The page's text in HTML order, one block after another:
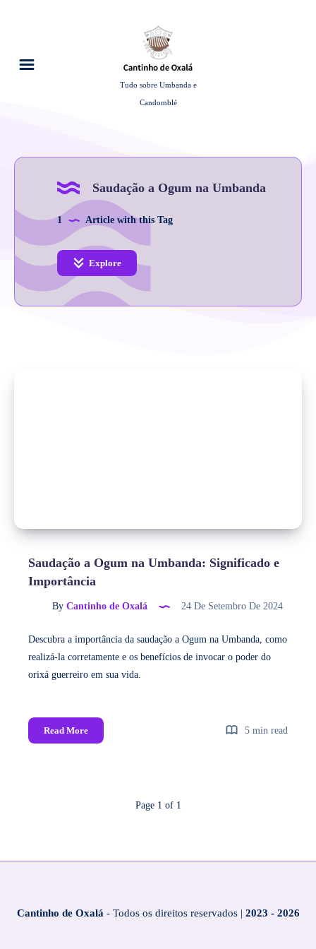
Tudo sobre Umbanda e
Candomblé
Saudação a Ogum na Umbanda
1 Article with this Tag
Explore
Saudação a Ogum na Umbanda: Significado e
Importância
By Cantinho de Oxalá 24 De Setembro De 2024
Descubra a importância da saudação a Ogum na Umbanda, como
realizá-la corretamente e os benefícios de invocar o poder do
orixá guerreiro em sua vida.
Read More 5 min read
Page 1 of 1
Cantinho de Oxalá - Todos os direitos reservados | 2023 - 2026